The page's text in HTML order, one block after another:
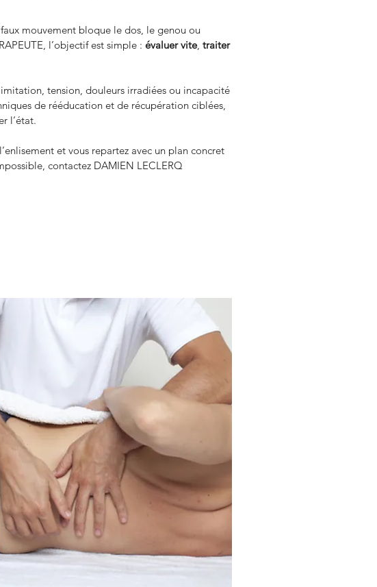
mouvement bloque le dos, le genou ou
l’objectif est simple : évaluer vite, traiter
tension, douleurs irradiées ou incapacité
de rééducation et de récupération ciblées,
l’état.
et vous repartez avec un plan concret
contactez DAMIEN LECLERQ